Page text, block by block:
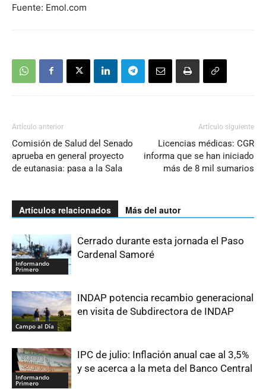
Fuente: Emol.com
Artículo anterior
Comisión de Salud del Senado
aprueba en general proyecto
de eutanasia: pasa a la Sala
Artículo siguiente
Licencias médicas: CGR
informa que se han iniciado
más de 8 mil sumarios
Artículos relacionados Más del autor
Informando
Primero
Cerrado durante esta jornada el Paso
Cardenal Samoré
Campo al Día
INDAP potencia recambio generacional
en visita de Subdirectora de INDAP
Informando
Primero
IPC de julio: Inflación anual cae al 3,5%
y se acerca a la meta del Banco Central